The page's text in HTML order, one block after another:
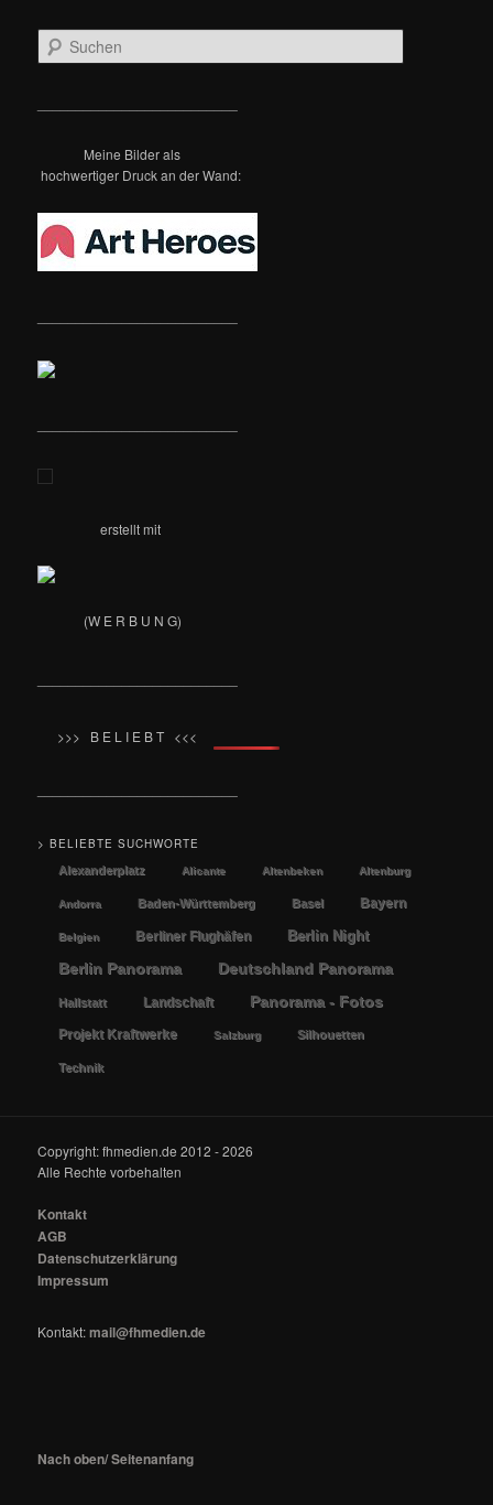
u
Meine Bilder als
hochwertiger Druck an der Wand:
erstellt mit
(W E R B U N G)
>>> B E L I E B T <<<
> BELIEBTE SUCHWORTE
Alexanderplatz Alicante Altenbeken Altenburg
Andorra Baden-Württemberg Basel Bayern
Belgien Berliner Flughäfen
Berlin Night
Berlin Panorama
Deutschland Panorama
Hallstatt Landschaft Panorama - Fotos
Projekt Kraftwerke Salzburg Silhouetten
Technik
Copyright: fhmedien.de 2012 - 2026
Alle Rechte vorbehalten
Kontakt
AGB
Datenschutzerklärung
Impressum
Kontakt:mail@fhmedien.de
Nach oben/ Seitenanfang